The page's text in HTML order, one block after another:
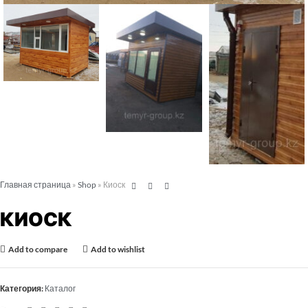
Главная страница » Shop » Киоск
КИОСК
Add to compare Add to wishlist
Категория: Каталог